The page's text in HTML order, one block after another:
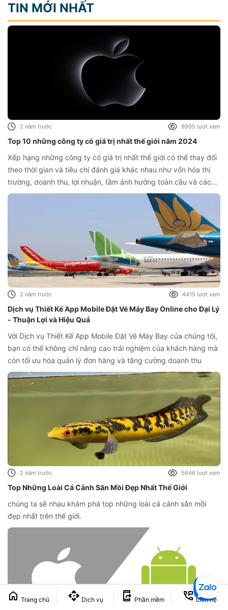
chóng và chính xác.
TIN MỚI NHẤT
2 năm trước 9995 lượt xem
Top 10 những công ty có giá trị nhất thế giới năm 2024
Xếp hạng những công ty có giá trị nhất thế giới có thể thay đổi
theo thời gian và tiêu chí đánh giá khác nhau như vốn hóa thị
trường, doanh thu, lợi nhuận, tầm ảnh hưởng toàn cầu và các
yếu tố khác. Và top 10 này được xếp theo vốn hóa thị trường
2 năm trước 4415 lượt xem
Dịch vụ Thiết Kế App Mobile Đặt Vé Máy Bay Online cho Đại Lý
- Thuận Lợi và Hiệu Quả
Với Dịch vụ Thiết Kế App Mobile Đặt Vé Máy Bay của chúng tôi,
bạn có thể không chỉ nâng cao trải nghiệm của khách hàng mà
còn tối ưu hóa quản lý đơn hàng và tăng cường doanh thu
2 năm trước 5646 lượt xem
Top Những Loài Cá Cảnh Săn Mồi Đẹp Nhất Thế Giới
chúng ta sẽ nhau khám phá top những loài cá cảnh săn mồi
đẹp nhất trên thế giới.
Trang chủ Dịch vụ Phần mềm Liên hệ